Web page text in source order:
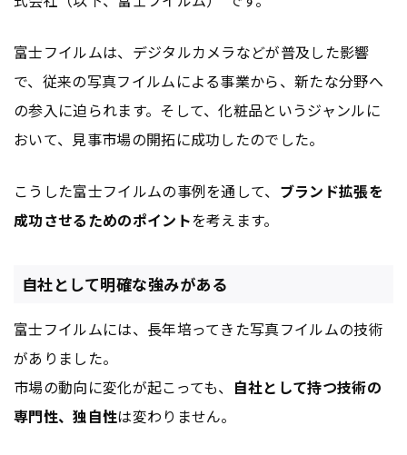
富士フイルムは、デジタルカメラなどが普及した影響
で、従来の写真フイルムによる事業から、新たな分野へ
の参入に迫られます。そして、化粧品というジャンルに
おいて、見事市場の開拓に成功したのでした。
こうした富士フイルムの事例を通して、 ブランド拡張を
成功させるためのポイントを考えます。
自社として明確な強みがある
富士フイルムには、長年培ってきた写真フイルムの技術
がありました。
市場の動向に変化が起こっても、 自社として持つ技術の
専門性、独自性は変わりません。